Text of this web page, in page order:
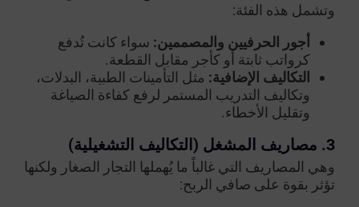
وتشمل هذه الفئة:
أجور الحرفيين والمصممين: سواء كانت تُدفع
كرواتب ثابتة أو كأجر مقابل القطعة.
التكاليف الإضافية: مثل التأمينات الطبية، البدلات،
وتكاليف التدريب المستمر لرفع كفاءة الصياغة
وتقليل الأخطاء.
3. مصاريف المشغل (التكاليف التشغيلية)
وهي المصاريف التي غالباً ما يُهملها التجار الصغار ولكنها
تؤثر بقوة على صافي الربح: